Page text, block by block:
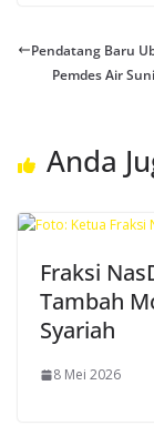
Pendatang Baru
Pemdes Air
Anda
Fraksi
Tambah
Syariah
8 Mei 2026